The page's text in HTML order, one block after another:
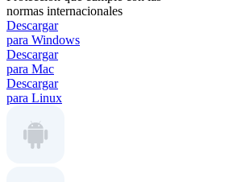
normas internacionales
Descargar
para Windows
Descargar
para Mac
Descargar
para Linux